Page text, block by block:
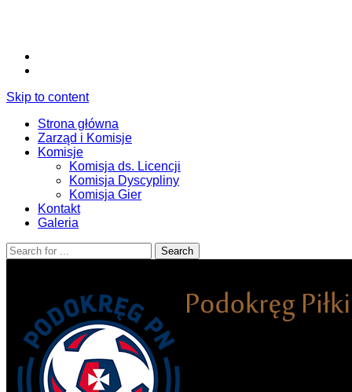
Skip to content
Strona główna
Zarząd i Komisje
Komisje
Komisja ds. Licencji
Komisja Dyscypliny
Komisja Gier
Kontakt
Galeria